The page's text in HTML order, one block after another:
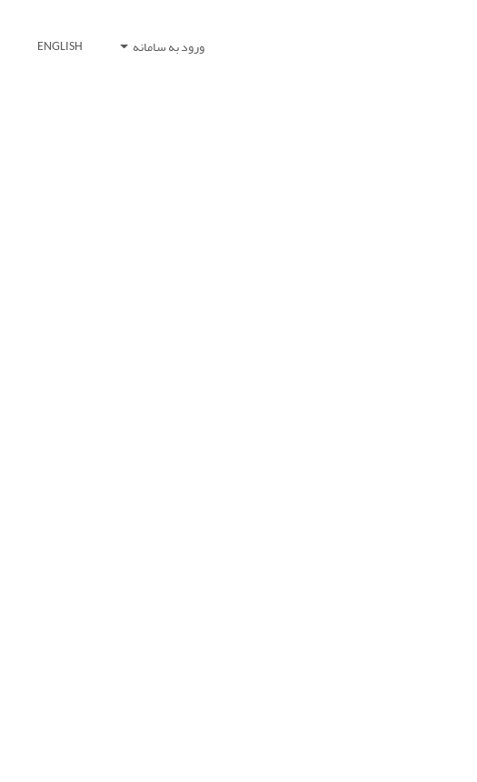
ورود به سامانه ENGLISH